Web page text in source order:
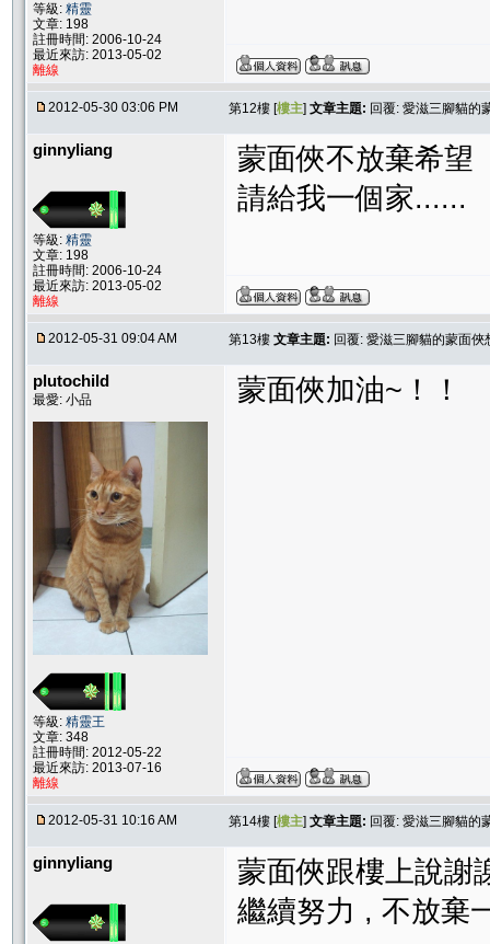
等級: 精靈
文章: 198
註冊時間: 2006-10-24
最近來訪: 2013-05-02
離線
2012-05-30 03:06 PM 第12樓 [樓主] 文章主題: 回覆: 愛滋三腳貓的
ginnyliang
等級: 精靈
文章: 198
註冊時間: 2006-10-24
最近來訪: 2013-05-02
離線
蒙面俠不放棄希望
請給我一個家......
2012-05-31 09:04 AM 第13樓 文章主題: 回覆: 愛滋三腳貓的蒙面俠
plutochild
最愛: 小品
等級: 精靈王
文章: 348
註冊時間: 2012-05-22
最近來訪: 2013-07-16
離線
蒙面俠加油~！！
2012-05-31 10:16 AM 第14樓 [樓主] 文章主題: 回覆: 愛滋三腳貓的
ginnyliang
蒙面俠跟樓上說謝
繼續努力 , 不放棄